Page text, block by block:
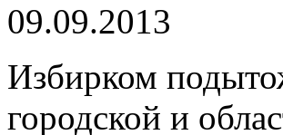
09.09.2013
Избирком
городской и